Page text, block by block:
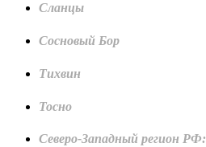
Сланцы
Сосновый Бор
Тихвин
Тосно
Северо-Западный регион РФ: